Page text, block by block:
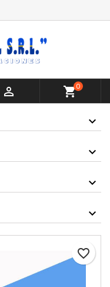
 shopping_cart0
favorite_border